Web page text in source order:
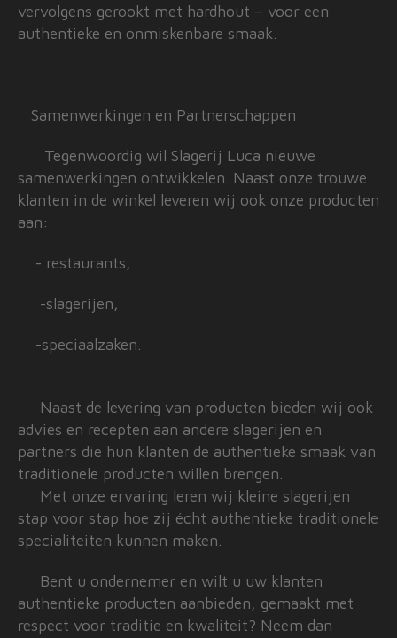
vervolgens gerookt met hardhout – voor een
authentieke en onmiskenbare smaak.
Samenwerkingen en Partnerschappen
Tegenwoordig wil Slagerij Luca nieuwe
samenwerkingen ontwikkelen. Naast onze trouwe
klanten in de winkel leveren wij ook onze producten
aan:
- restaurants,
-slagerijen,
-speciaalzaken.
Naast de levering van producten bieden wij ook
advies en recepten aan andere slagerijen en
partners die hun klanten de authentieke smaak van
traditionele producten willen brengen.
Met onze ervaring leren wij kleine slagerijen
stap voor stap hoe zij écht authentieke traditionele
specialiteiten kunnen maken.
Bent u ondernemer en wilt u uw klanten
authentieke producten aanbieden, gemaakt met
respect voor traditie en kwaliteit? Neem dan